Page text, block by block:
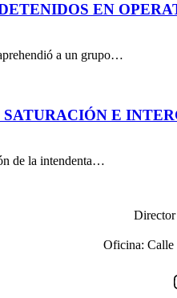
EN
a un grupo…
E
de la intendenta…
Oficina: Calle